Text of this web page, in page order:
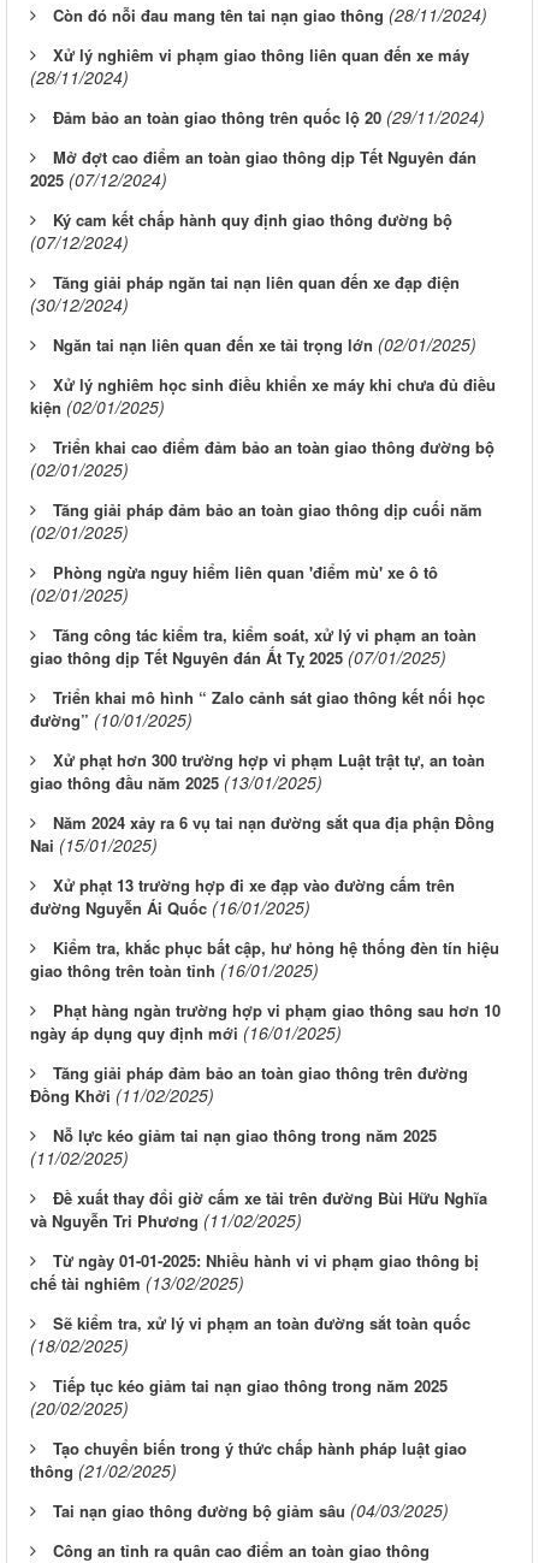
Còn đó nỗi đau mang tên tai nạn giao thông (28/11/2024)
Xử lý nghiêm vi phạm giao thông liên quan đến xe máy
(28/11/2024)
Đảm bảo an toàn giao thông trên quốc lộ 20 (29/11/2024)
Mở đợt cao điểm an toàn giao thông dịp Tết Nguyên đán
2025 (07/12/2024)
Ký cam kết chấp hành quy định giao thông đường bộ
(07/12/2024)
Tăng giải pháp ngăn tai nạn liên quan đến xe đạp điện
(30/12/2024)
Ngăn tai nạn liên quan đến xe tải trọng lớn (02/01/2025)
Xử lý nghiêm học sinh điều khiển xe máy khi chưa đủ điều
kiện (02/01/2025)
Triển khai cao điểm đảm bảo an toàn giao thông đường bộ
(02/01/2025)
Tăng giải pháp đảm bảo an toàn giao thông dịp cuối năm
(02/01/2025)
Phòng ngừa nguy hiểm liên quan 'điểm mù' xe ô tô
(02/01/2025)
Tăng công tác kiểm tra, kiểm soát, xử lý vi phạm an toàn
giao thông dịp Tết Nguyên đán Ất Tỵ 2025 (07/01/2025)
Triển khai mô hình “ Zalo cảnh sát giao thông kết nối học
đường” (10/01/2025)
Xử phạt hơn 300 trường hợp vi phạm Luật trật tự, an toàn
giao thông đầu năm 2025 (13/01/2025)
Năm 2024 xảy ra 6 vụ tai nạn đường sắt qua địa phận Đồng
Nai (15/01/2025)
Xử phạt 13 trường hợp đi xe đạp vào đường cấm trên
đường Nguyễn Ái Quốc (16/01/2025)
Kiểm tra, khắc phục bất cập, hư hỏng hệ thống đèn tín hiệu
giao thông trên toàn tỉnh (16/01/2025)
Phạt hàng ngàn trường hợp vi phạm giao thông sau hơn 10
ngày áp dụng quy định mới (16/01/2025)
Tăng giải pháp đảm bảo an toàn giao thông trên đường
Đồng Khởi (11/02/2025)
Nỗ lực kéo giảm tai nạn giao thông trong năm 2025
(11/02/2025)
Đề xuất thay đổi giờ cấm xe tải trên đường Bùi Hữu Nghĩa
và Nguyễn Tri Phương (11/02/2025)
Từ ngày 01-01-2025: Nhiều hành vi vi phạm giao thông bị
chế tài nghiêm (13/02/2025)
Sẽ kiểm tra, xử lý vi phạm an toàn đường sắt toàn quốc
(18/02/2025)
Tiếp tục kéo giảm tai nạn giao thông trong năm 2025
(20/02/2025)
Tạo chuyển biến trong ý thức chấp hành pháp luật giao
thông (21/02/2025)
Tai nạn giao thông đường bộ giảm sâu (04/03/2025)
Công an tỉnh ra quân cao điểm an toàn giao thông